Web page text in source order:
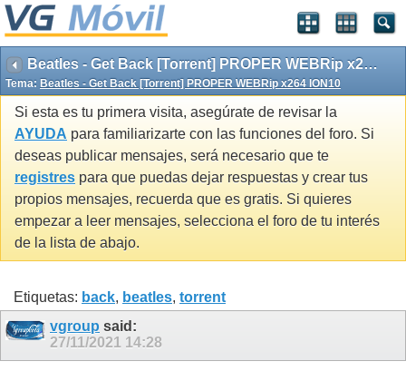
Beatles - Get Back [Torrent] PROPER WEBRip x264 ION10
Tema: Beatles - Get Back [Torrent] PROPER WEBRip x264 ION10
Si esta es tu primera visita, asegúrate de revisar la
AYUDA para familiarizarte con las funciones del foro. Si
deseas publicar mensajes, será necesario que te
registres para que puedas dejar respuestas y crear tus
propios mensajes, recuerda que es gratis. Si quieres
empezar a leer mensajes, selecciona el foro de tu interés
de la lista de abajo.
Etiquetas: back, beatles, torrent
vgroup said:
27/11/2021 14:28